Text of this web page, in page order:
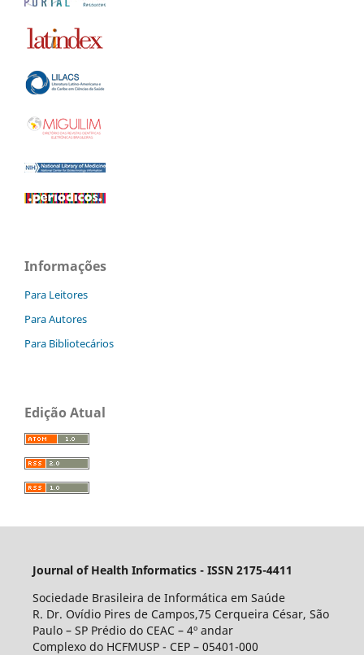
Informações
Para Leitores
Para Autores
Para Bibliotecários
Edição Atual
Journal of Health Informatics - ISSN 2175-4411
Sociedade Brasileira de Informática em Saúde
R. Dr. Ovídio Pires de Campos,75 Cerqueira César, São
Paulo – SP Prédio do CEAC – 4º andar
Complexo do HCFMUSP - CEP – 05401-000